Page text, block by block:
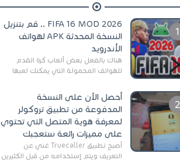
FIFA 16 MOD 2026 .. قم بتنزيل
النسخة المحدثة APK لهواتف
الأندرويد
هناك بالفعل بعض ألعاب كرة القدم
للهواتف المحمولة التي يمكنك لعبها
مثل EA Sports ...
أحصل الآن على النسخة
المدفوعة من تطبيق تروكولر
لمعرفة هوية المتصل التي تحتوي
على مميزات رائعة ستعجبك
أصبح تطبيق Truecaller غني عن
التعريف ويتم إستخدامه من قبل الكثيرين